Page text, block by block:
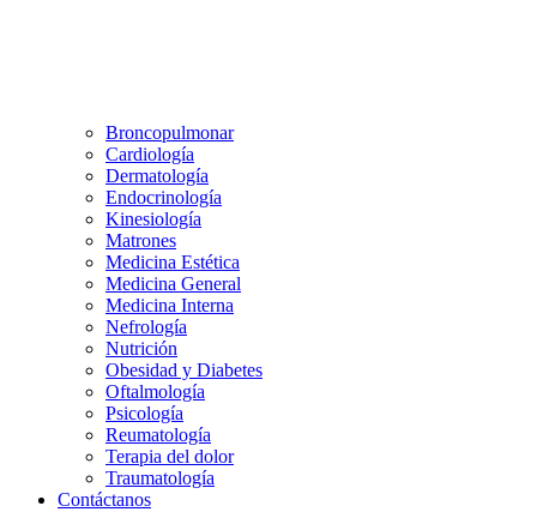
Broncopulmonar
Cardiología
Dermatología
Endocrinología
Kinesiología
Matrones
Medicina Estética
Medicina General
Medicina Interna
Nefrología
Nutrición
Obesidad y Diabetes
Oftalmología
Psicología
Reumatología
Terapia del dolor
Traumatología
Contáctanos